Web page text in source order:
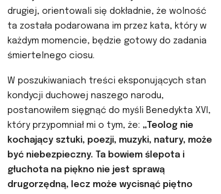
drugiej, orientowali się dokładnie, że wolność
ta została podarowana im przez kata, który w
każdym momencie, będzie gotowy do zadania
śmiertelnego ciosu.
W poszukiwaniach treści eksponujących stan
kondycji duchowej naszego narodu,
postanowiłem sięgnąć do myśli Benedykta XVI,
który przypomniał mi o tym, że: „Teolog nie
kochający sztuki, poezji, muzyki, natury, może
być niebezpieczny. Ta bowiem ślepota i
głuchota na piękno nie jest sprawą
drugorzędną, lecz może wycisnąć piętno